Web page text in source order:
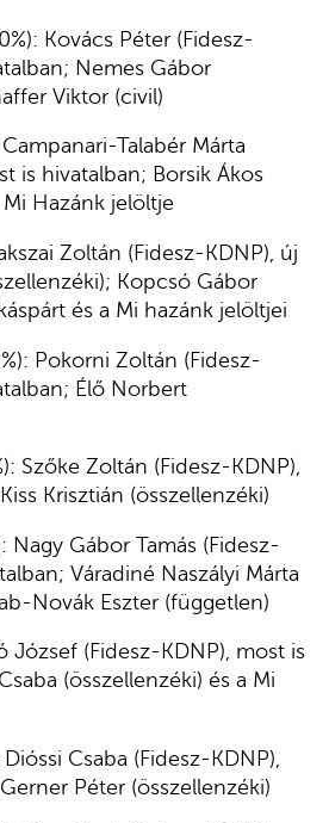
Kovács Péter (Fidesz-
Nemes Gábor
Viktor (civil)
Talabér Márta
is hivatalban; Borsik Ákos
Hazánk jelöltje
Zoltán (Fidesz-KDNP), új
Kopcsó Gábor
és a Mi hazánk jelöltjei
Pokorni Zoltán (Fidesz-
Élő Norbert
Szőke Zoltán (Fidesz-KDNP),
Krisztián (összellenzéki)
Nagy Gábor Tamás (Fidesz-
Váradiné Naszályi Márta
Novák Eszter (független)
József (Fidesz-KDNP), most is
(összellenzéki) és a Mi
Dióssi Csaba (Fidesz-KDNP),
Péter (összellenzéki)